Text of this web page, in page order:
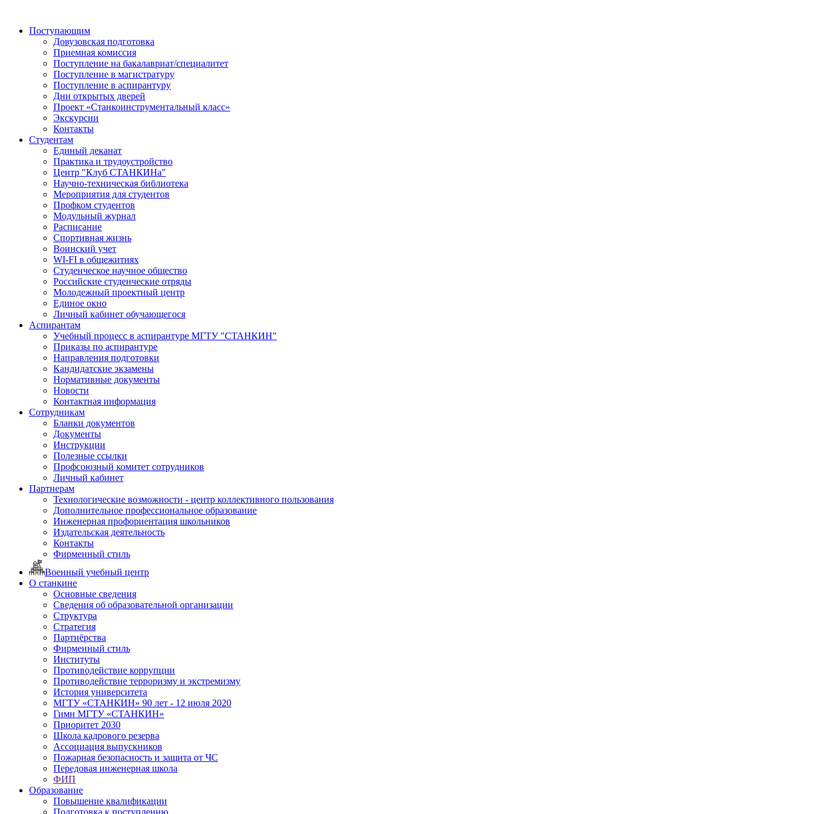
Поступающим
Довузовская подготовка
Приемная комиссия
Поступление на бакалавриат/специалитет
Поступление в магистратуру
Поступление в аспирантуру
Дни открытых дверей
Проект «Станкоинструментальный класс»
Экскурсии
Контакты
Студентам
Единый деканат
Практика и трудоустройство
Центр "Клуб СТАНКИНа"
Научно-техническая библиотека
Мероприятия для студентов
Профком студентов
Модульный журнал
Расписание
Спортивная жизнь
Воинский учет
WI-FI в общежитиях
Студенческое научное общество
Российские студенческие отряды
Молодежный проектный центр
Единое окно
Личный кабинет обучающегося
Аспирантам
Учебный процесс в аспирантуре МГТУ "СТАНКИН"
Приказы по аспирантуре
Направления подготовки
Кандидатские экзамены
Нормативные документы
Новости
Контактная информация
Сотрудникам
Бланки документов
Документы
Инструкции
Полезные ссылки
Профсоюзный комитет сотрудников
Личный кабинет
Партнерам
Технологические возможности - центр коллективного пользования
Дополнительное профессиональное образование
Инженерная профориентация школьников
Издательская деятельность
Контакты
Фирменный стиль
Военный учебный центр
О станкине
Основные сведения
Сведения об образовательной организации
Структура
Стратегия
Партнёрства
Фирменный стиль
Институты
Противодействие коррупции
Противодействие терроризму и экстремизму
История университета
МГТУ «СТАНКИН» 90 лет - 12 июля 2020
Гимн МГТУ «СТАНКИН»
Приоритет 2030
Школа кадрового резерва
Ассоциация выпускников
Пожарная безопасность и защита от ЧС
Передовая инженерная школа
ФИП
Образование
Повышение квалификации
Подготовка к поступлению